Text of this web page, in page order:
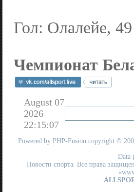
Гол: Олалейе,
Чемпионат
August 07
2026
22:15:07
Powered by PHP-Fusion copyright ©
Data
Новости спорта. Все права